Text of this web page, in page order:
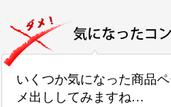
いくつか気になった商品
メ出ししてみますね…